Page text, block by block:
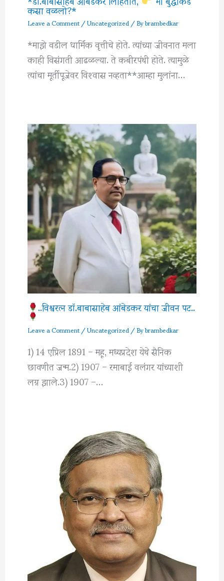
कसा वळलो?*
Leave a Comment/Uncategorized/ Bybrambedkar
*माझे वडील धार्मिक वृत्तीचे होते. त्यांच्या जीवनात मला
काही विसंगती आढळल्या. ते कबीरपंथी होते. त्यामुळे
त्यांचा मूर्तीपूजेवर विश्‍वास नव्हता**आम्हा मुलांना…
..विश्वरत्‍न डॉ.बाबासाहेब आंबेडकर यांचा जीवन पट..
Leave a Comment/Uncategorized/ Bybrambedkar
1) 14 एप्रिल 1891 – महू, मध्यप्रदेश येथे सैनिक
छावणीत जन्म.2) 1907 – रमाबाई वलंगर यांच्याशी
लग्न झाले.3) 1907 –…